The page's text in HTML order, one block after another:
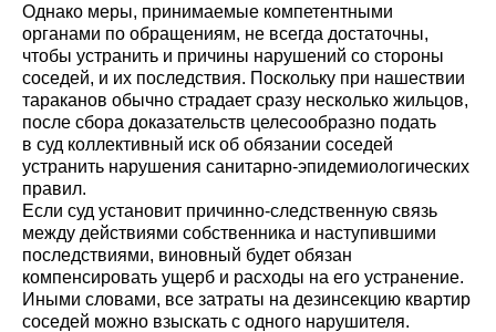
Однако меры, принимаемые компетентными
органами по обращениям, не всегда достаточны,
чтобы устранить и причины нарушений со стороны
соседей, и их последствия. Поскольку при нашествии
тараканов обычно страдает сразу несколько жильцов,
после сбора доказательств целесообразно подать
в суд коллективный иск об обязании соседей
устранить нарушения санитарно-эпидемиологических
правил.
Если суд установит причинно-следственную связь
между действиями собственника и наступившими
последствиями, виновный будет обязан
компенсировать ущерб и расходы на его устранение.
Иными словами, все затраты на дезинсекцию квартир
соседей можно взыскать с одного нарушителя.